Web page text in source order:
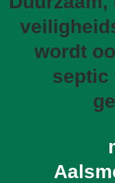
wordt
septic